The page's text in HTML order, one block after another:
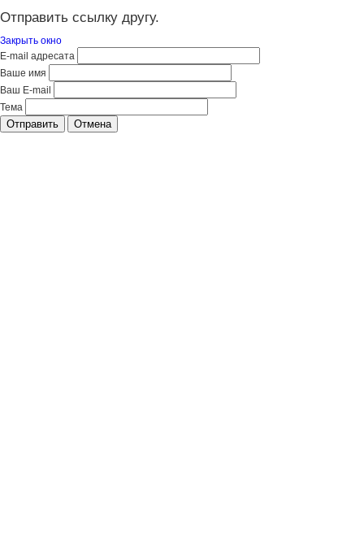
Отправить ссылку другу.
Закрыть окно
E-mail адресата
Ваше имя
Ваш E-mail
Тема
Отправить Отмена